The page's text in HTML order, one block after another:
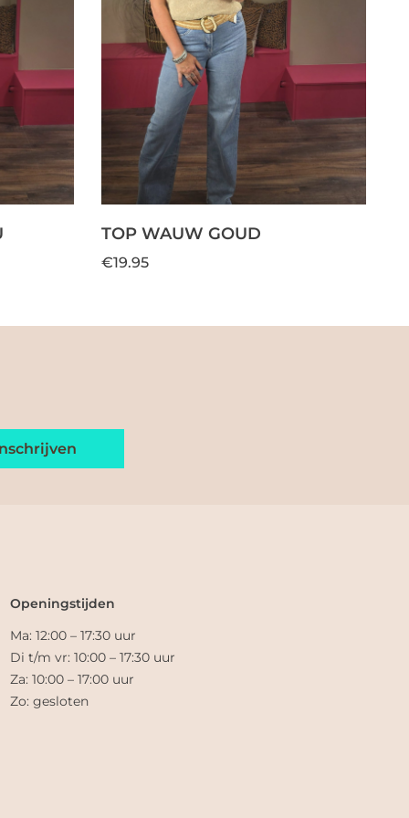
TOP WAUW GOUD
€19.95
Openingstijden
Ma: 12:00 – 17:30 uur
Di t/m vr: 10:00 – 17:30 uur
Za: 10:00 – 17:00 uur
Zo: gesloten